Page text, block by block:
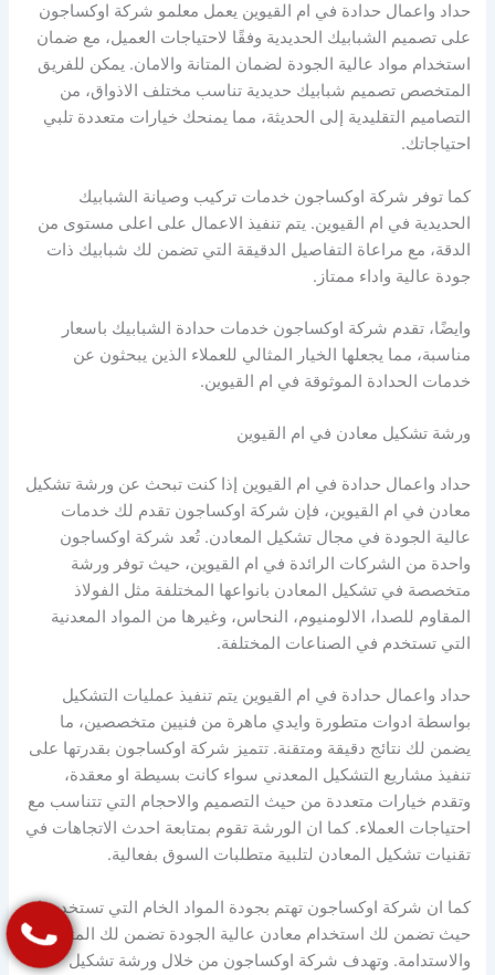
حداد واعمال حدادة في ام القيوين يعمل معلمو شركة اوكساجون
على تصميم الشبابيك الحديدية وفقًا لاحتياجات العميل، مع ضمان
استخدام مواد عالية الجودة لضمان المتانة والامان. يمكن للفريق
المتخصص تصميم شبابيك حديدية تناسب مختلف الاذواق، من
التصاميم التقليدية إلى الحديثة، مما يمنحك خيارات متعددة تلبي
احتياجاتك.
كما توفر شركة اوكساجون خدمات تركيب وصيانة الشبابيك
الحديدية في ام القيوين. يتم تنفيذ الاعمال على اعلى مستوى من
الدقة، مع مراعاة التفاصيل الدقيقة التي تضمن لك شبابيك ذات
جودة عالية واداء ممتاز.
وايضًا، تقدم شركة اوكساجون خدمات حدادة الشبابيك باسعار
مناسبة، مما يجعلها الخيار المثالي للعملاء الذين يبحثون عن
خدمات الحدادة الموثوقة في ام القيوين.
ورشة تشكيل معادن في ام القيوين
حداد واعمال حدادة في ام القيوين إذا كنت تبحث عن ورشة تشكيل
معادن في ام القيوين، فإن شركة اوكساجون تقدم لك خدمات
عالية الجودة في مجال تشكيل المعادن. تُعد شركة اوكساجون
واحدة من الشركات الرائدة في ام القيوين، حيث توفر ورشة
متخصصة في تشكيل المعادن بانواعها المختلفة مثل الفولاذ
المقاوم للصدا، الالومنيوم، النحاس، وغيرها من المواد المعدنية
التي تستخدم في الصناعات المختلفة.
حداد واعمال حدادة في ام القيوين يتم تنفيذ عمليات التشكيل
بواسطة ادوات متطورة وايدي ماهرة من فنيين متخصصين، ما
يضمن لك نتائج دقيقة ومتقنة. تتميز شركة اوكساجون بقدرتها على
تنفيذ مشاريع التشكيل المعدني سواء كانت بسيطة او معقدة،
وتقدم خيارات متعددة من حيث التصميم والاحجام التي تتناسب مع
احتياجات العملاء. كما ان الورشة تقوم بمتابعة احدث الاتجاهات في
تقنيات تشكيل المعادن لتلبية متطلبات السوق بفعالية.
كما ان شركة اوكساجون تهتم بجودة المواد الخام التي تستخدمها،
حيث تضمن لك استخدام معادن عالية الجودة تضمن لك المتانة
والاستدامة. وتهدف شركة اوكساجون من خلال ورشة تشكيل